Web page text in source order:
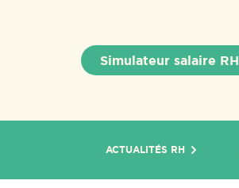
Simulateur salaire RH
ACTUALITÉS RH